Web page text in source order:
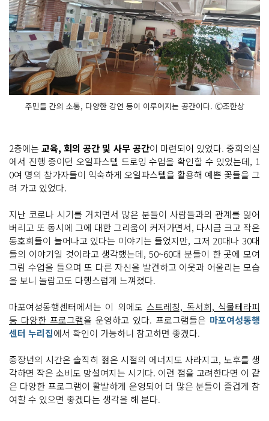
주민들 간의 소통, 다양한 강연 등이 이루어지는 공간이다. Ⓒ조한상
2층에는교육, 회의 공간 및 사무 공간이 마련되어 있었다. 중회의실
에서 진행 중이던 오일파스텔 드로잉 수업을 확인할 수 있었는데, 1
0여 명의 참가자들이 익숙하게 오일파스텔을 활용해 예쁜 꽃들을 그
려 가고 있었다.
지난 코로나 시기를 거치면서 많은 분들이 사람들과의 관계를 잃어
버리고 또 동시에 그에 대한 그리움이 커져가면서, 다시금 크고 작은
동호회들이 늘어나고 있다는 이야기는 들었지만, 그저 20대나 30대
들의 이야기일 것이라고 생각했는데, 50~60대 분들이 한 곳에 모여
그림 수업을 들으며 또 다른 자신을 발견하고 이웃과 어울리는 모습
을 보니 놀랍고도 다행스럽게 느껴졌다.
마포여성동행센터에서는 이 외에도스트레칭, 독서회, 식물테라피
등 다양한 프로그램을 운영하고 있다. 프로그램들은 마포여성동행
센터 누리집에서 확인이 가능하니 참고하면 좋겠다.
중장년의 시간은 솔직히 젊은 시절의 에너지도 사라지고, 노후를 생
각하면 작은 소비도 망설여지는 시기다. 이런 점을 고려한다면 이 같
은 다양한 프로그램이 활발하게 운영되어 더 많은 분들이 즐겁게 참
여할 수 있으면 좋겠다는 생각을 해 본다.